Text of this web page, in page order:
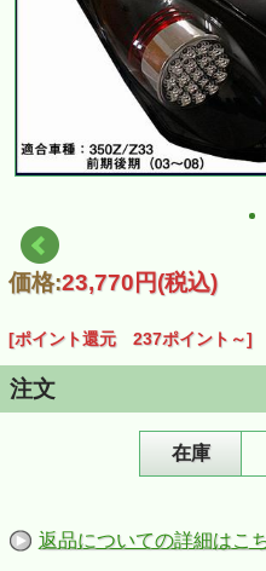
価格:23,770円(税込)
[ポイント還元 237ポイント～]
注文
在庫
返品についての詳細はこ